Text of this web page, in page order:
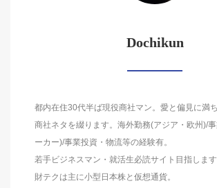
Dochikun
都内在住30代半ば現役商社マン。愛と偏見に満
商社ネタを綴ります。海外勤務(アジア・欧州)/
ーカー)/事業投資・物流等の経験有。
若手ビジネスマン・就活生必読サイト目指します
財テクは主に小型日本株と仮想通貨。